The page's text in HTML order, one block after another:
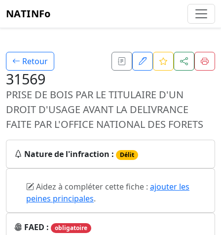
NATINFo
Retour
31569
PRISE DE BOIS PAR LE TITULAIRE D'UN
DROIT D'USAGE AVANT LA DELIVRANCE
FAITE PAR L'OFFICE NATIONAL DES FORETS
Nature de l'infraction : Délit
Aidez à compléter cette fiche : ajouter les
peines principales.
FAED : obligatoire